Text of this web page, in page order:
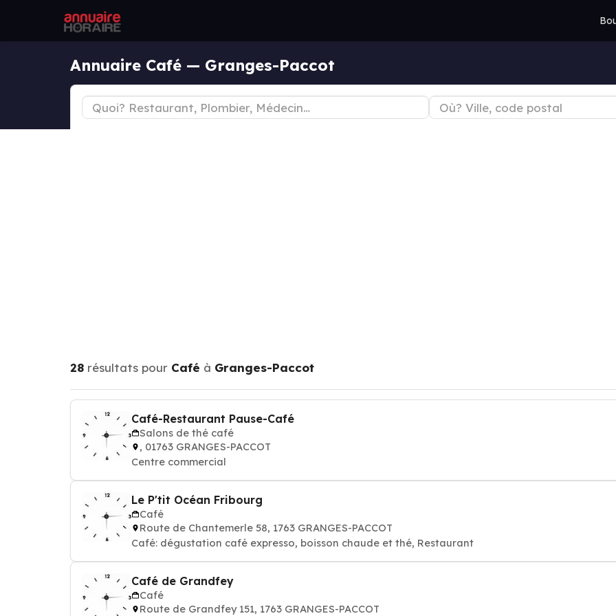
Annuaire Café — Granges-Paccot
28 résultats pour Café à Granges-Paccot
Café-Restaurant Pause-Café
Salons de thé café
, 01763 GRANGES-PACCOT
Centre commercial
Le P'tit Océan Fribourg
Café
Route de Chantemerle 58, 1763 GRANGES-PACCOT
Café: dégustation café expresso, boisson chaude et thé, Restaurant
Café de Grandfey
Café
Route de Grandfey 151, 1763 GRANGES-PACCOT